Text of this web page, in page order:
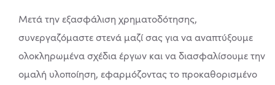
Μετά την εξασφάλιση χρηματοδότησης,
συνεργαζόμαστε στενά μαζί σας για να αναπτύξουμε
ολοκληρωμένα σχέδια έργων και να διασφαλίσουμε την
ομαλή υλοποίηση, εφαρμόζοντας το προκαθορισμένο